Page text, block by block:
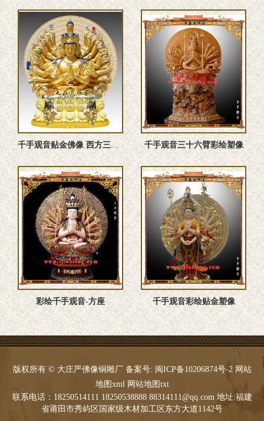
千手观音贴金佛像 西方三圣千手千眼观世音菩萨雕塑 千手观音三十六臂彩绘塑像
彩绘千手观音-方座 千手观音彩绘贴金塑像
版权所有 © 大庄严佛像铜雕厂 备案号: 闽ICP备10206874号-2 网站
地图xml 网站地图txt
联系电话：18250514111 18250538888 88314111@qq.com 地址:福建
省莆田市秀屿区国家级木材加工区东方大道1142号